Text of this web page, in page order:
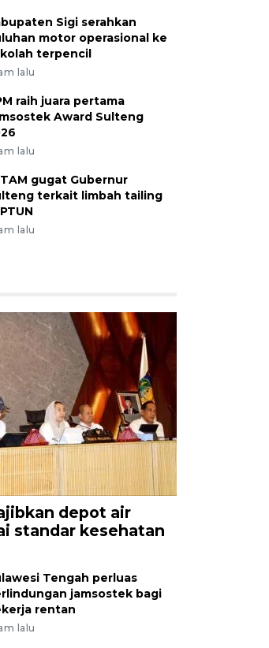
Sigi serahkan
motor operasional ke
terpencil
lalu
raih juara pertama
Award Sulteng
lalu
gugat Gubernur
terkait limbah tailing
lalu
depot air
standar kesehatan
Tengah perluas
jamsostek bagi
rentan
lalu